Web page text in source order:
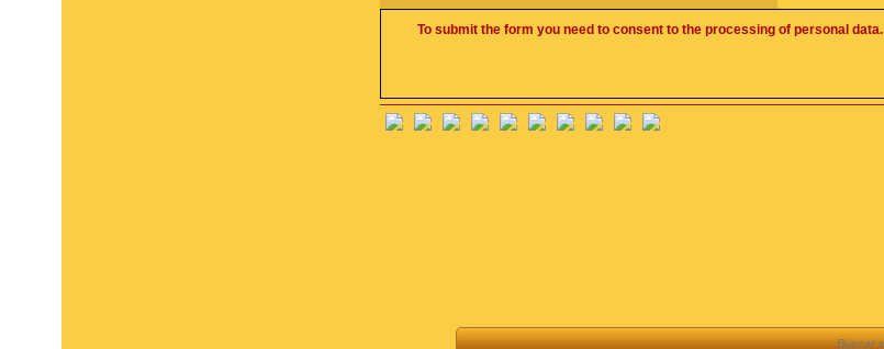
To submit the form you need to consent to the processing of personal data.